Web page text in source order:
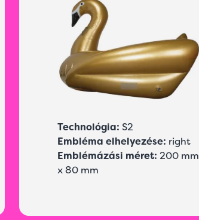
Technológia: S2
Embléma elhelyezése: right
Emblémázási méret: 200 mm
x 80 mm